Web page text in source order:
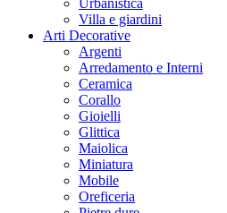
Urbanistica
Villa e giardini
Arti Decorative
Argenti
Arredamento e Interni
Ceramica
Corallo
Gioielli
Glittica
Maiolica
Miniatura
Mobile
Oreficeria